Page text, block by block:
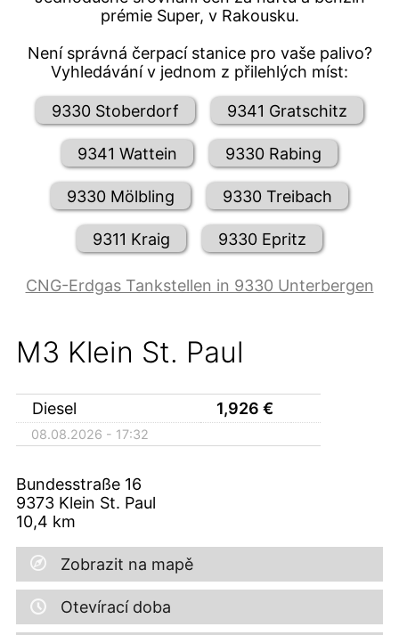
prémie Super, v Rakousku.
Není správná čerpací stanice pro vaše palivo?
Vyhledávání v jednom z přilehlých míst:
9330 Stoberdorf 9341 Gratschitz
9341 Wattein 9330 Rabing
9330 Mölbling 9330 Treibach
9311 Kraig 9330 Epritz
CNG-Erdgas Tankstellen in 9330 Unterbergen
M3 Klein St. Paul
Diesel 1,926 €
08.08.2026 - 17:32
Bundesstraße 16
9373 Klein St. Paul
10,4 km
Zobrazit na mapě
Otevírací doba